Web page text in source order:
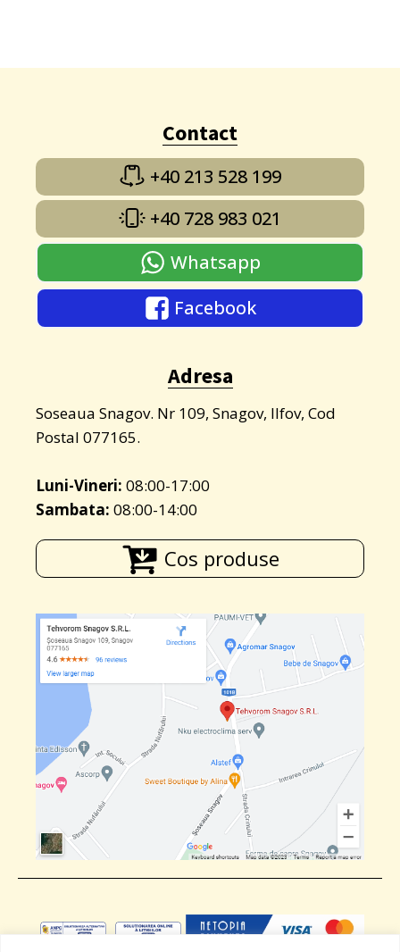
Contact
+40 213 528 199
+40 728 983 021
Whatsapp
Facebook
Adresa
Soseaua Snagov. Nr 109, Snagov, Ilfov, Cod
Postal 077165.
Luni-Vineri: 08:00-17:00
Sambata: 08:00-14:00
Cos produse